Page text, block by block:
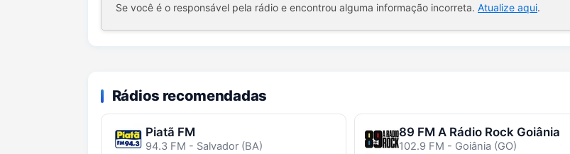
Se você é o responsável pela rádio e encontrou alguma informação incorreta. Atualize aqui.
Rádios recomendadas
Piatã FM
94.3 FM - Salvador (BA)
89 FM A Rádio Rock Goiânia
102.9 FM - Goiânia (GO)